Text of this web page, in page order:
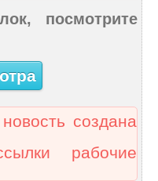
посмотрите
создана
рабочие